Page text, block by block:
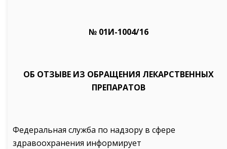
№ 01И-1004/16
ОБ ОТЗЫВЕ ИЗ ОБРАЩЕНИЯ ЛЕКАРСТВЕННЫХ
ПРЕПАРАТОВ
Федеральная служба по надзору в сфере
здравоохранения информирует